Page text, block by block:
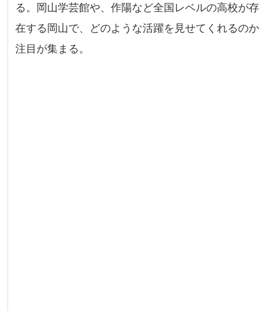
る。岡山学芸館や、作陽など全国レベルの高校が存
在する岡山で、どのような活躍を見せてくれるのか
注目が集まる。